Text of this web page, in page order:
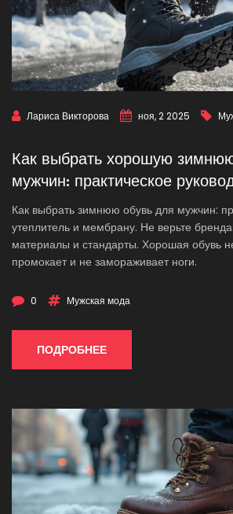
Лариса Викторова ноя, 2 2025
Как выбрать хорошую
мужчин: практическое
Как выбрать зимнюю обувь для мужчин:
утеплитель и мембрану. Не верьте
материалы и стандарты. Хорошая обувь
промокает и не замораживает ноги.
0 Мужская мода
ПОДРОБНЕЕ